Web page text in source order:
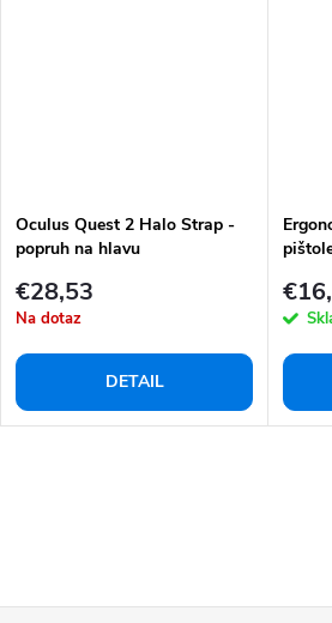
Oculus Quest 2 Halo Strap -
popruh na hlavu
€28,53
Na dotaz
DETAIL